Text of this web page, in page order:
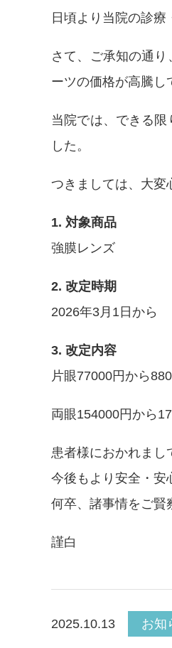
日頃より当院の診療
さて、ご承知の通り
ーツの価格が高騰し
当院では、できる限
した。
つきましては、大変
1. 対象商品
強膜レンズ
2. 改定時期
2026年3月 1 日から
3. 改定内容
片眼77000円から
両眼154000円から
患者様におかれまし
今後もより安全・安
何卒、諸事情をご賢
謹白
2025.10.13 お知